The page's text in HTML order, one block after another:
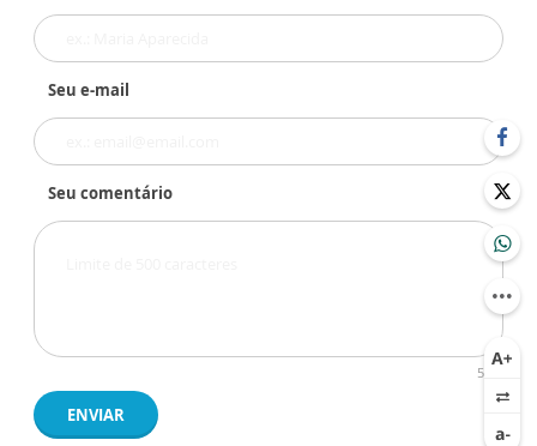
Seu e-mail
Seu comentário
500
ENVIAR